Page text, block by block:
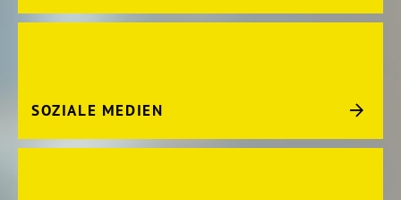
SOZIALE MEDIEN